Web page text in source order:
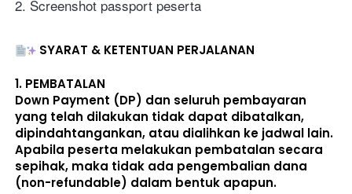
2. Screenshot passport peserta
SYARAT & KETENTUAN PERJALANAN
1. PEMBATALAN
Down Payment (DP) dan seluruh pembayaran
yang telah dilakukan tidak dapat dibatalkan,
dipindahtangankan, atau dialihkan ke jadwal lain.
Apabila peserta melakukan pembatalan secara
sepihak, maka tidak ada pengembalian dana
(non-refundable) dalam bentuk apapun.